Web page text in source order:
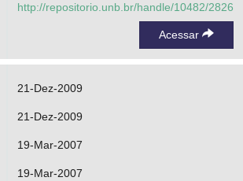
http://repositorio.unb.br/handle/10482/2826
Acessar
21-Dez-2009
21-Dez-2009
19-Mar-2007
19-Mar-2007